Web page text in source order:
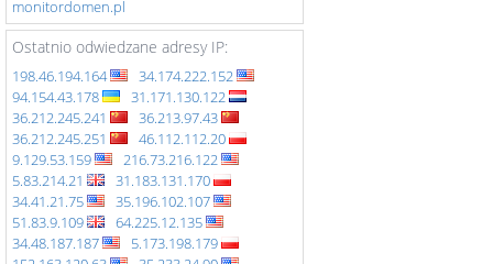
monitordomen.pl
Ostatnio odwiedzane adresy IP:
198.46.194.164
34.174.222.152
94.154.43.178
31.171.130.122
36.212.245.241
36.213.97.43
36.212.245.251
46.112.112.20
9.129.53.159
216.73.216.122
5.83.214.21
31.183.131.170
34.41.21.75
35.196.102.107
51.83.9.109
64.225.12.135
34.48.187.187
5.173.198.179